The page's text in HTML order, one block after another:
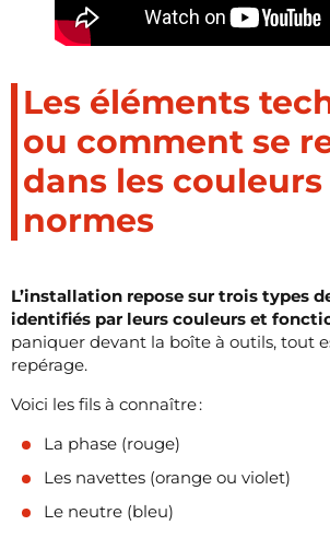
Les éléments
ou comment se
dans les
normes
L’installation repose sur trois types
identifiés par leurs couleurs et
paniquer devant la boîte à outils, tout
repérage.
Voici les fils à connaître :
La phase (rouge)
Les navettes (orange ou violet)
Le neutre (bleu)